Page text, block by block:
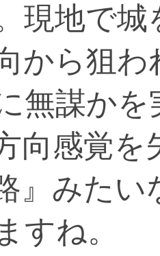
現地で
から狙
無謀か
向感覚
』みた
すね。